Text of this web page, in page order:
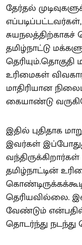
தேர்தல்
எப்படிப்பட்டவர்கள்,
தமிழ்நாட்டு
உரிமைகள்
மாதிரியான
கையாண்டு
இதில் புதிதாக
இவர்கள்
தமிழ்நாட்டின்
தெரியவில்லை.
வேண்டும்
தொடர்ந்து